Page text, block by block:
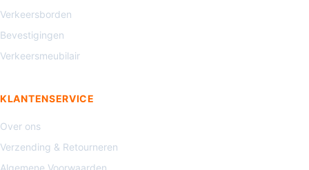
Verkeersborden
Bevestigingen
Verkeersmeubilair
KLANTENSERVICE
Over ons
Verzending & Retourneren
Algemene Voorwaarden